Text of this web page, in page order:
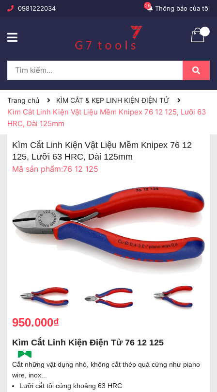
0981222034 Thông báo của tôi
26
Trang chủ KÌM CẮT & KẸP LINH KIỆN ĐIỆN TỬ
Kìm Cắt Linh Kiện Vật Liệu Mềm Knipex 76 12 125, Lưỡi 63
HRC, Dài 125mm
Kìm Cắt Linh Kiện Vật Liệu Mềm Knipex 76 12
125, Lưỡi 63 HRC, Dài 125mm
Mã sản phẩm:76 12 125
950.000₫
Kìm Cắt Linh Kiện Điện Tử 76 12 125
Cắt những vật dụng nhỏ, không cắt thép quá cứng như piano
wire, inox...
Lưỡi cắt tôi cứng khoảng 63 HRC